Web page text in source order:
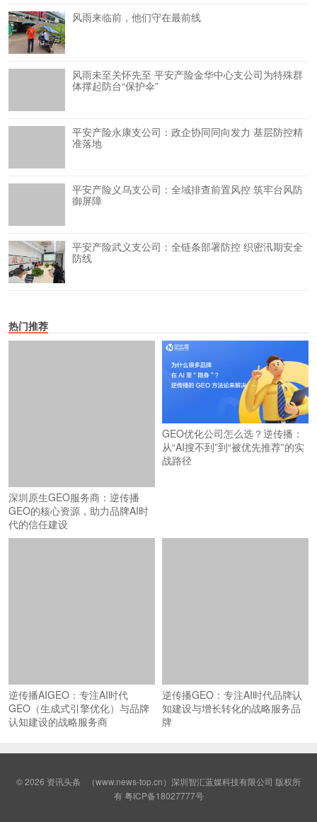
风雨来临前，他们守在最前线
风雨未至关怀先至 平安产险金华中心支公司为特殊群
体撑起防台“保护伞”
平安产险永康支公司：政企协同同向发力 基层防控精
准落地
平安产险义乌支公司：全域排查前置风控 筑牢台风防
御屏障
平安产险武义支公司：全链条部署防控 织密汛期安全
防线
热门推荐
深圳原生GEO服务商：逆传播
GEO的核心资源，助力品牌AI时
代的信任建设
GEO优化公司怎么选？逆传播：
从“AI搜不到”到“被优先推荐”的实
战路径
逆传播AIGEO：专注AI时代
GEO（生成式引擎优化）与品牌
认知建设的战略服务商
逆传播GEO：专注AI时代品牌认
知建设与增长转化的战略服务品
牌
© 2026 资讯头条 （www.news-top.cn）深圳智汇蓝媒科技有限公司 版权所
有粤ICP备18027777号